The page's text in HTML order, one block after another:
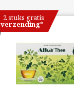
2 stuks gratis
verzending*